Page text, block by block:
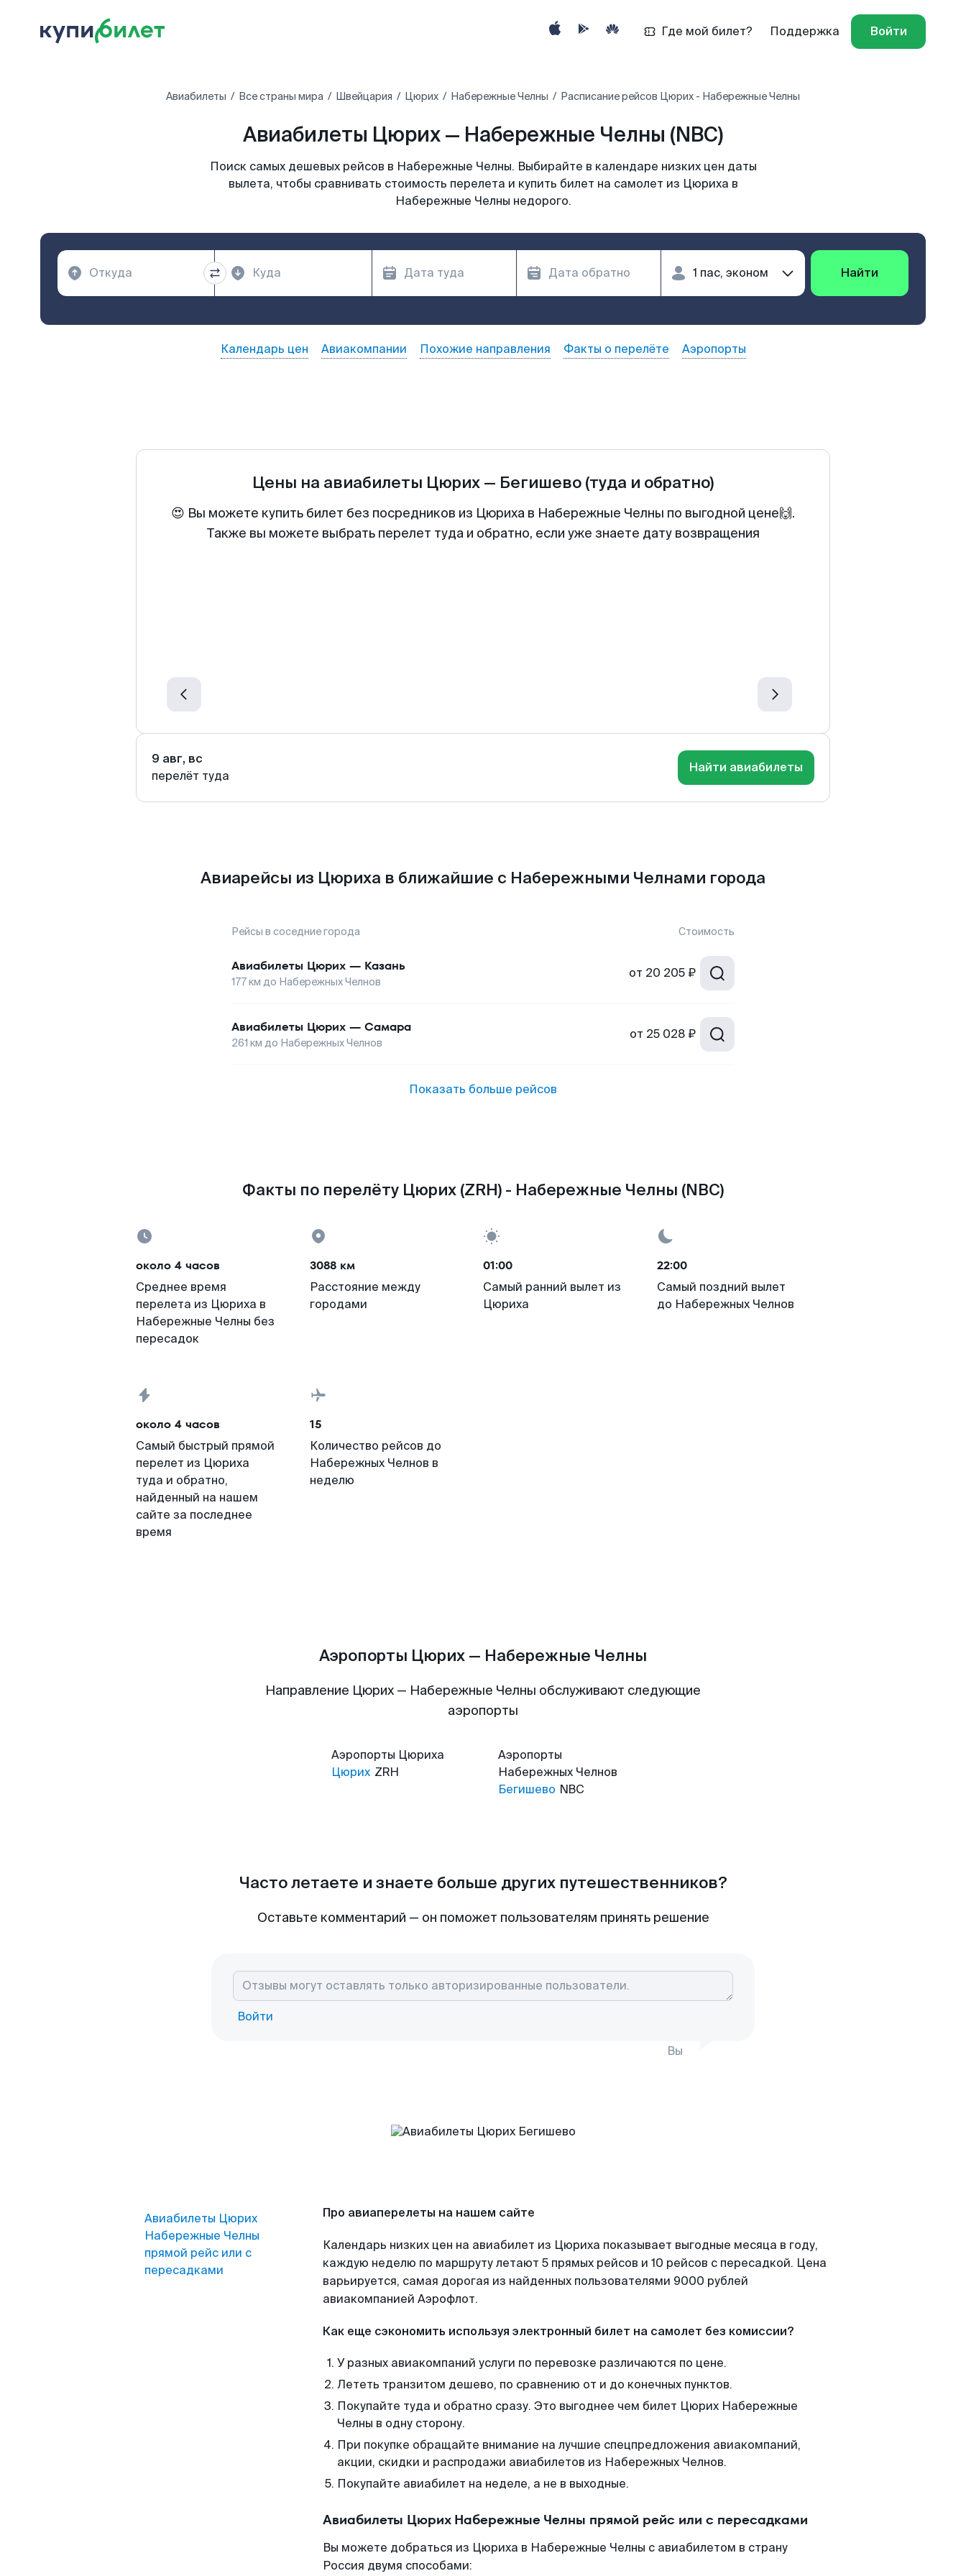
Где мой билет? Поддержка Войти
Авиабилеты Все страны мира Швейцария Цюрих Набережные Челны Расписание рейсов Цюрих - Набережные Челны
Авиабилеты Цюрих — Набережные Челны (NBC)
Поиск самых дешевых рейсов в Набережные Челны. Выбирайте в календаре низких цен даты
вылета, чтобы сравнивать стоимость перелета и купить билет на самолет из Цюриха в
Набережные Челны недорого.
Найти
Календарь цен Авиакомпании Похожие направления Факты о перелёте Аэропорты
Цены на авиабилеты Цюрих — Бегишево (туда и обратно)
😍 Вы можете купить билет без посредников из Цюриха в Набережные Челны по выгодной цене🙌.
Также вы можете выбрать перелет туда и обратно, если уже знаете дату возвращения
9 авг, вс
перелёт туда
Найти авиабилеты
Авиарейсы из Цюриха в ближайшие с Набережными Челнами города
Рейсы в соседние города Стоимость
Авиабилеты Цюрих — Казань
177км до Набережных Челнов
от 20 205 ₽
Авиабилеты Цюрих — Самара
261 км до Набережных Челнов
от 25 028 ₽
Показать больше рейсов
Факты по перелёту Цюрих (ZRH) - Набережные Челны (NBC)
около 4 часов
Среднее время
перелета из Цюриха в
Набережные Челны без
пересадок
3088 км
Расстояние между
городами
01:00
Самый ранний вылет из
Цюриха
22:00
Самый поздний вылет
до Набережных Челнов
около 4 часов
Самый быстрый прямой
перелет из Цюриха
туда и обратно,
найденный на нашем
сайте за последнее
время
15
Количество рейсов до
Набережных Челнов в
неделю
Аэропорты Цюрих — Набережные Челны
Направление Цюрих — Набережные Челны обслуживают следующие
аэропорты
Аэропорты Цюриха
Цюрих ZRH
Аэропорты
Набережных Челнов
Бегишево NBC
Часто летаете и знаете больше других путешественников?
Оставьте комментарий — он поможет пользователям принять решение
Войти
Вы
Авиабилеты Цюрих
Набережные Челны
прямой рейс или с
пересадками
Про авиаперелеты на нашем сайте
Календарь низких цен на авиабилет из Цюриха показывает выгодные месяца в году,
каждую неделю по маршруту летают 5 прямых рейсов и 10 рейсов с пересадкой. Цена
варьируется, самая дорогая из найденных пользователями 9000 рублей
авиакомпанией Аэрофлот.
Как еще сэкономить используя электронный билет на самолет без комиссии?
У разных авиакомпаний услуги по перевозке различаются по цене.
Лететь транзитом дешево, по сравнению от и до конечных пунктов.
Покупайте туда и обратно сразу. Это выгоднее чем билет Цюрих Набережные
Челны в одну сторону.
При покупке обращайте внимание на лучшие спецпредложения авиакомпаний,
акции, скидки и распродажи авиабилетов из Набережных Челнов.
Покупайте авиабилет на неделе, а не в выходные.
Авиабилеты Цюрих Набережные Челны прямой рейс или с пересадками
Вы можете добраться из Цюриха в Набережные Челны с авиабилетом в страну
Россия двумя способами: